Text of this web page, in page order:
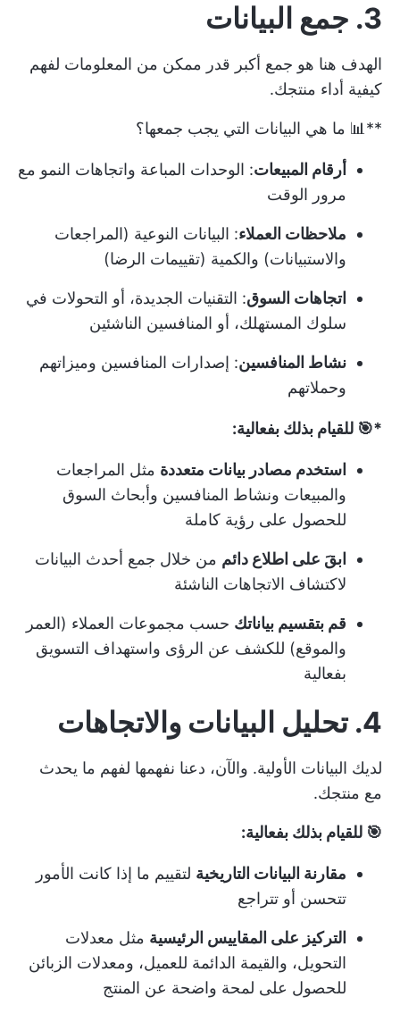
3. جمع البيانات
الهدف هنا هو جمع أكبر قدر ممكن من المعلومات لفهم
كيفية أداء منتجك.
**📊 ما هي البيانات التي يجب جمعها؟
أرقام المبيعات: الوحدات المباعة واتجاهات النمو مع
مرور الوقت
ملاحظات العملاء: البيانات النوعية (المراجعات
والاستبيانات) والكمية (تقييمات الرضا)
اتجاهات السوق: التقنيات الجديدة، أو التحولات في
سلوك المستهلك، أو المنافسين الناشئين
نشاط المنافسين: إصدارات المنافسين وميزاتهم
وحملاتهم
*🎯 للقيام بذلك بفعالية:
استخدم مصادر بيانات متعددة مثل المراجعات
والمبيعات ونشاط المنافسين وأبحاث السوق
للحصول على رؤية كاملة
ابقَ على اطلاع دائم من خلال جمع أحدث البيانات
لاكتشاف الاتجاهات الناشئة
قم بتقسيم بياناتك حسب مجموعات العملاء (العمر
والموقع) للكشف عن الرؤى واستهداف التسويق
بفعالية
4. تحليل البيانات والاتجاهات
لديك البيانات الأولية. والآن، دعنا نفهمها لفهم ما يحدث
مع منتجك.
🎯 للقيام بذلك بفعالية:
مقارنة البيانات التاريخية لتقييم ما إذا كانت الأمور
تتحسن أو تتراجع
التركيز على المقاييس الرئيسية مثل معدلات
التحويل، والقيمة الدائمة للعميل، ومعدلات الزبائن
للحصول على لمحة واضحة عن المنتج